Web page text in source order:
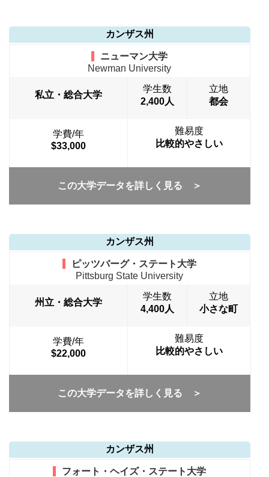
カンザス州
ニューマン大学
Newman University
私立・総合大学
学生数
2,400人
立地
都会
学費/年
$33,000
難易度
比較的やさしい
この大学データを詳しく見る ＞
カンザス州
ピッツバーグ・ステート大学
Pittsburg State University
州立・総合大学
学生数
4,400人
立地
小さな町
学費/年
$22,000
難易度
比較的やさしい
この大学データを詳しく見る ＞
カンザス州
フォート・ヘイズ・ステート大学